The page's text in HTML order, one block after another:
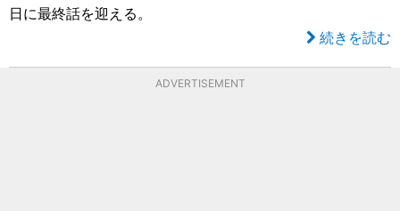
日に最終話を迎える。
続きを読む
ADVERTISEMENT